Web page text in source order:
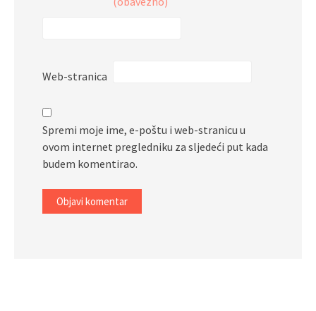
Web-stranica
Spremi moje ime, e-poštu i web-stranicu u
ovom internet pregledniku za sljedeći put kada
budem komentirao.